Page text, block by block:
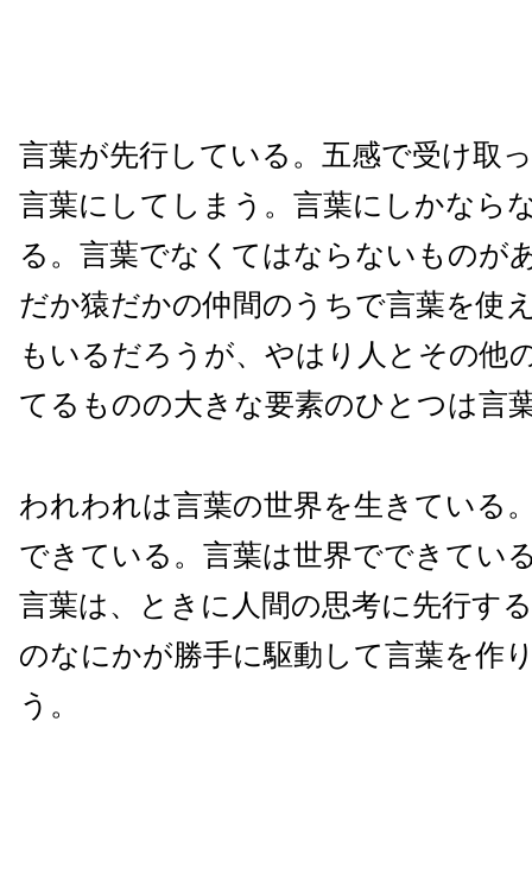
言葉が先行している。五感で受け取
言葉にしてしまう。言葉にしかなら
る。言葉でなくてはならないものが
だか猿だかの仲間のうちで言葉を使
もいるだろうが、やはり人とその他
てるものの大きな要素のひとつは言
われわれは言葉の世界を生きている
できている。言葉は世界でできてい
言葉は、ときに人間の思考に先行す
のなにかが勝手に駆動して言葉を作
う。